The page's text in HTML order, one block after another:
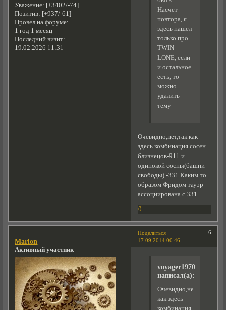
Уважение: [+3402/-74]
Позитив: [+937/-61]
Провел на форуме:
1 год 1 месяц
Последний визит:
19.02.2026 11:31
Насчет
повтора, я
здесь нашел
только про
TWIN-
LONE, если
и остальное
есть, то
можно
удалить
тему
Очевидно,нет,так как
здесь комбинация сосен
близнецов-911 и
одинокой сосны(башни
свободы) -331.Каким то
образом Фридом тауэр
ассоциирована с 331.
0
Поделиться
6
17.09.2014 00:46
Marlon
Активный участник
voyager1970
написал(а):
Очевидно,нет,так
как здесь
комбинация